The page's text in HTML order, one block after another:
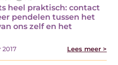
heel praktisch: contact
pendelen tussen het
ons zelf en het
Lees meer >